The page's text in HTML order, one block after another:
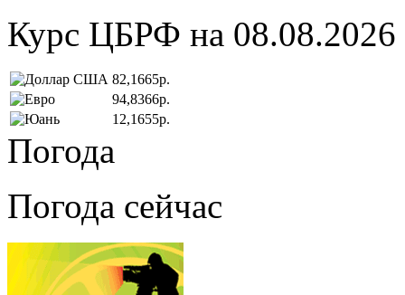
Курс ЦБРФ на 08.08.2026
82,1665р.
94,8366р.
12,1655р.
Погода
Погода сейчас